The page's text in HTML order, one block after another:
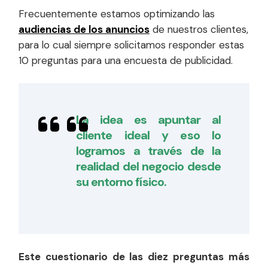
Frecuentemente estamos optimizando las
audiencias de los anuncios de nuestros clientes,
para lo cual siempre solicitamos responder estas
10 preguntas para una encuesta de publicidad.
La idea es apuntar al
cliente ideal y eso lo
logramos a través de la
realidad del negocio desde
su entorno físico.
Este cuestionario de las diez preguntas más